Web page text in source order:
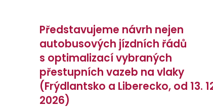
Představujeme návrh nejen
autobusových jízdních řádů
s optimalizací vybraných
přestupních vazeb na vlaky
(Frýdlantsko a Liberecko, od 13.
2026)